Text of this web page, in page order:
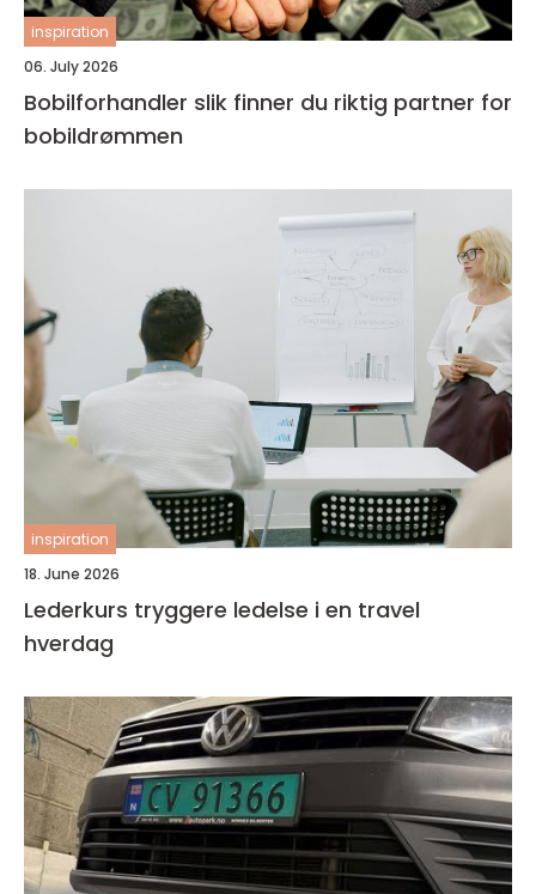
inspiration
06. July 2026
Bobilforhandler slik finner du riktig partner for
bobildrømmen
inspiration
18. June 2026
Lederkurs tryggere ledelse i en travel
hverdag